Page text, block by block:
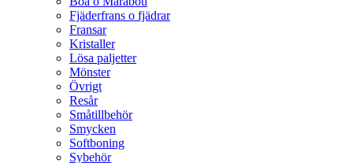
Fjäderfrans o fjädrar
Fransar
Kristaller
Lösa paljetter
Mönster
Övrigt
Resår
Småtillbehör
Smycken
Softboning
Sybehör